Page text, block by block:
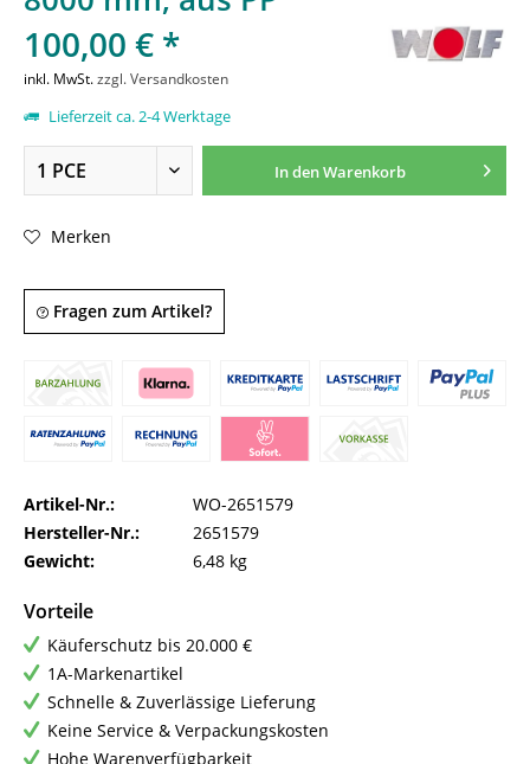
100,00 € *
inkl. MwSt.zzgl. Versandkosten
Lieferzeit ca. 2-4 Werktage
In denWarenkorb
Merken
Fragen zum Artikel?
Artikel-Nr.:
WO-2651579
Hersteller-Nr.:
2651579
Gewicht:
6,48 kg
Vorteile
Käuferschutz bis 20.000 €
1A-Markenartikel
Schnelle & Zuverlässige Lieferung
Keine Service & Verpackungskosten
Hohe Warenverfügbarkeit